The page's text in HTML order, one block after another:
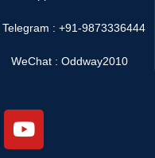
Telegram : +91-9873336444
WeChat : Oddway2010